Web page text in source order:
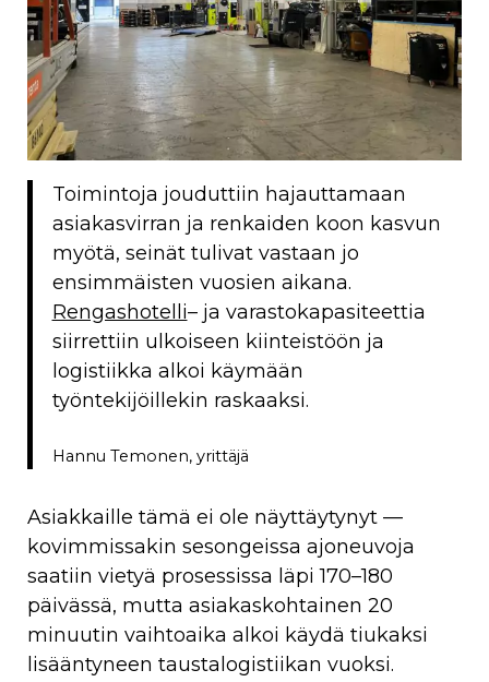
Toimintoja jouduttiin hajauttamaan
asiakasvirran ja renkaiden koon kasvun
myötä, seinät tulivat vastaan jo
ensimmäisten vuosien aikana.
Rengashotelli– ja varastokapasiteettia
siirrettiin ulkoiseen kiinteistöön ja
logistiikka alkoi käymään
työntekijöillekin raskaaksi.
Hannu Temonen, yrittäjä
Asiakkaille tämä ei ole näyttäytynyt —
kovimmissakin sesongeissa ajoneuvoja
saatiin vietyä prosessissa läpi 170–180
päivässä, mutta asiakaskohtainen 20
minuutin vaihtoaika alkoi käydä tiukaksi
lisääntyneen taustalogistiikan vuoksi.